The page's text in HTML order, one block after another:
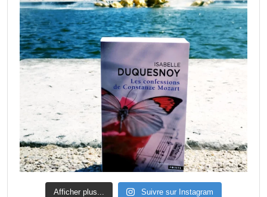
Afficher plus... Suivre sur Instagram